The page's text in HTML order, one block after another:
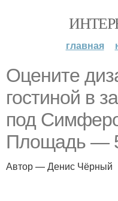
главная
Оцените
гостиной в
под
Площадь —
Автор — Денис Чёрный